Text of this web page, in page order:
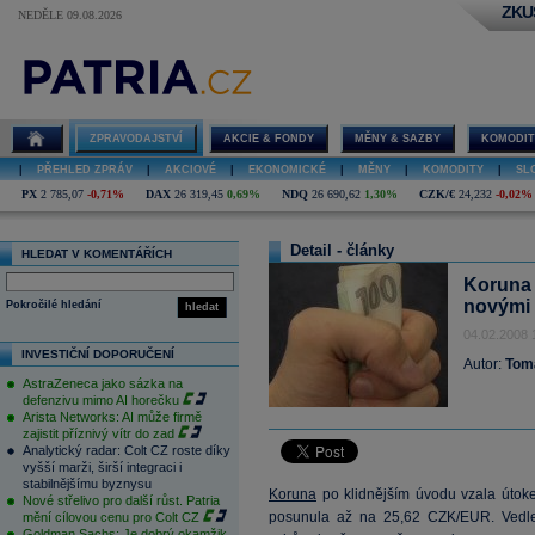
NEDĚLE 09.08.2026
ZPRAVODAJSTVÍ AKCIE & FONDY MĚNY & SAZBY
PŘEHLED ZPRÁV AKCIOVÉ EKONOMICKÉ MĚNY KOMODITY
PX 2 785,07 -0,71% DAX 26 319,45 0,69% NDQ 26 690,62 1,30% CZK/€ 24,232 -0,02%
HLEDAT V KOMENTÁŘÍCH
hledat
Pokročilé hledání
INVESTIČNÍ DOPORUČENÍ
AstraZeneca jako sázka na
defenzivu mimo AI horečku
Arista Networks: AI může firmě
zajistit příznivý vítr do zad
Analytický radar: Colt CZ roste díky
vyšší marži, širší integraci i
stabilnějšímu byznysu
Nové střelivo pro další růst. Patria
mění cílovou cenu pro Colt CZ
Detail - články
novými
04.02.2008
Autor:
Koruna po klidnějším úvodu vzala
posunula až na 25,62 CZK/EUR.